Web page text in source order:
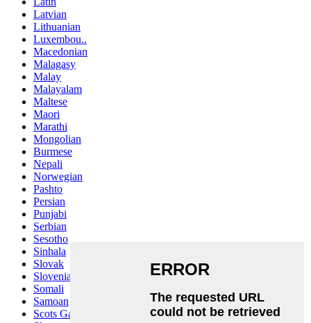
Latvian
Lithuanian
Luxembou..
Macedonian
Malagasy
Malay
Malayalam
Maltese
Maori
Marathi
Mongolian
Burmese
Nepali
Norwegian
Pashto
Persian
Punjabi
Serbian
Sesotho
Sinhala
Slovak
Slovenian
Somali
Samoan
Scots Gaelic